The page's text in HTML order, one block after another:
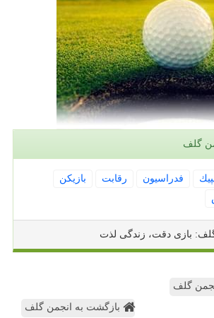
گلف
فدراسیون رقابت
بازیكن
بازی دقت، زندگی لذت
گلف
بازگشت به انجمن گلف